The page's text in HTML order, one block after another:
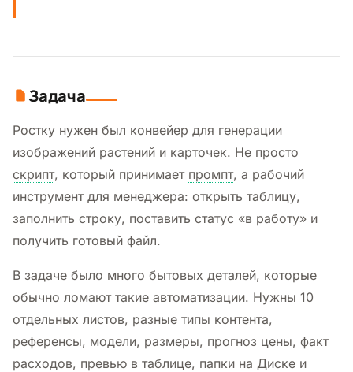
Задача
Ростку нужен был конвейер для генерации
изображений растений и карточек. Не просто
скрипт, который принимает промпт, а рабочий
инструмент для менеджера: открыть таблицу,
заполнить строку, поставить статус «в работу» и
получить готовый файл.
В задаче было много бытовых деталей, которые
обычно ломают такие автоматизации. Нужны 10
отдельных листов, разные типы контента,
референсы, модели, размеры, прогноз цены, факт
расходов, превью в таблице, папки на Диске и